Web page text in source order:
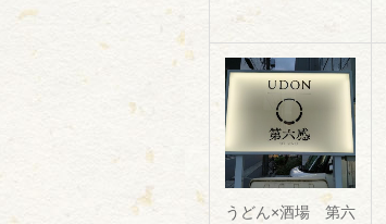
うどん×酒場 第六